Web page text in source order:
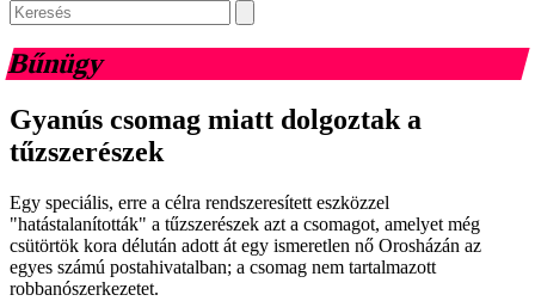
Bűnügy
Gyanús csomag miatt dolgoztak a
tűzszerészek
Egy speciális, erre a célra rendszeresített eszközzel
"hatástalanították" a tűzszerészek azt a csomagot, amelyet még
csütörtök kora délután adott át egy ismeretlen nő Orosházán az
egyes számú postahivatalban; a csomag nem tartalmazott
robbanószerkezetet.